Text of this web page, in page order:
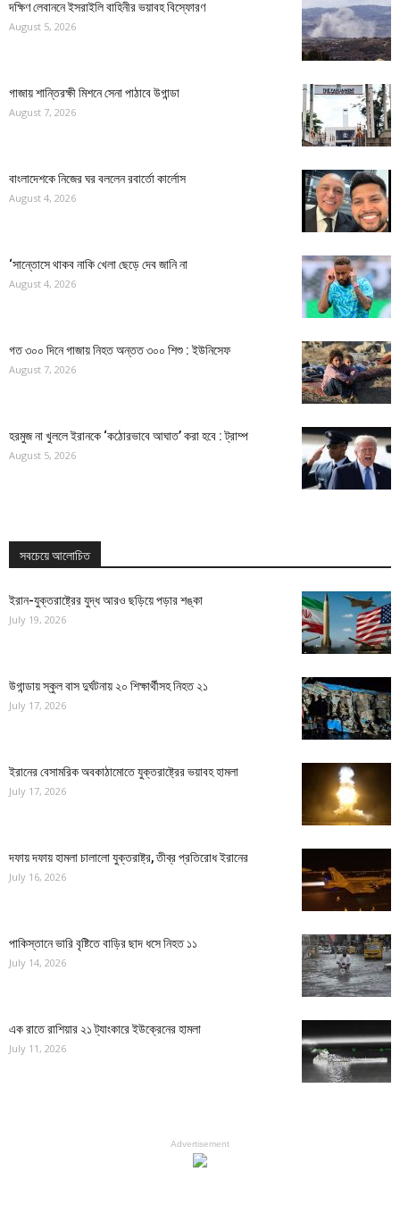
দক্ষিণ লেবাননে ইসরাইলি বাহিনীর ভয়াবহ বিস্ফোরণ
August 5, 2026
গাজায় শান্তিরক্ষী মিশনে সেনা পাঠাবে উগান্ডা
August 7, 2026
বাংলাদেশকে নিজের ঘর বললেন রবার্তো কার্লোস
August 4, 2026
‘সান্তোসে থাকব নাকি খেলা ছেড়ে দেব জানি না
August 4, 2026
গত ৩০০ দিনে গাজায় নিহত অন্তত ৩০০ শিশু : ইউনিসেফ
August 7, 2026
হরমুজ না খুললে ইরানকে ‘কঠোরভাবে আঘাত’ করা হবে : ট্রাম্প
August 5, 2026
সবচেয়ে আলোচিত
ইরান-যুক্তরাষ্ট্রের যুদ্ধ আরও ছড়িয়ে পড়ার শঙ্কা
July 19, 2026
উগান্ডায় স্কুল বাস দুর্ঘটনায় ২০ শিক্ষার্থীসহ নিহত ২১
July 17, 2026
ইরানের বেসামরিক অবকাঠামোতে যুক্তরাষ্ট্রের ভয়াবহ হামলা
July 17, 2026
দফায় দফায় হামলা চালালো যুক্তরাষ্ট্র, তীব্র প্রতিরোধ ইরানের
July 16, 2026
পাকিস্তানে ভারি বৃষ্টিতে বাড়ির ছাদ ধসে নিহত ১১
July 14, 2026
এক রাতে রাশিয়ার ২১ ট্যাংকারে ইউক্রেনের হামলা
July 11, 2026
Advertisement